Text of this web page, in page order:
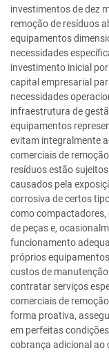
investimentos de dez
remoção de resíduos
equipamentos
necessidades
investimento inicial
capital empresarial
necessidades
infraestrutura de
equipamentos
evitam integralmente
comerciais de
resíduos estão
causados pela
corrosiva de certos
como
de peças e,
funcionamento
próprios
custos de
contratar serviços
comerciais de
forma proativa,
em perfeitas
cobrança adicional ao